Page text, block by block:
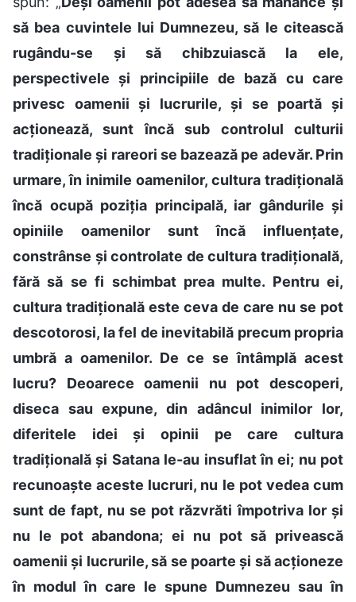
să bea cuvintele lui Dumnezeu, să le citească
rugându-se și să chibzuiască la ele,
perspectivele și principiile de bază cu care
privesc oamenii și lucrurile, și se poartă și
acționează, sunt încă sub controlul culturii
tradiționale și rareori se bazează pe adevăr. Prin
urmare, în inimile oamenilor, cultura tradițională
încă ocupă poziția principală, iar gândurile și
opiniile oamenilor sunt încă influențate,
constrânse și controlate de cultura tradițională,
fără să se fi schimbat prea multe. Pentru ei,
cultura tradițională este ceva de care nu se pot
descotorosi, la fel de inevitabilă precum propria
umbră a oamenilor. De ce se întâmplă acest
lucru? Deoarece oamenii nu pot descoperi,
diseca sau expune, din adâncul inimilor lor,
diferitele idei și opinii pe care cultura
tradițională și Satana le-au insuflat în ei; nu pot
recunoaște aceste lucruri, nu le pot vedea cum
sunt de fapt, nu se pot răzvrăti împotriva lor și
nu le pot abandona; ei nu pot să privească
oamenii și lucrurile, să se poarte și să acționeze
în modul în care le spune Dumnezeu sau în